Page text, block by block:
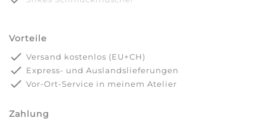
Vorteile
done Versand kostenlos (EU+CH)
done Express- und Auslandslieferungen
done Vor-Ort-Service in meinem Atelier
Zahlung